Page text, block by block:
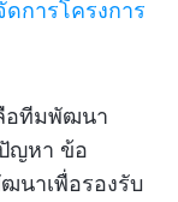
ดการโครงการ
อทีมพัฒนา
ญหา ข้อ
นาเพื่อรองรับ